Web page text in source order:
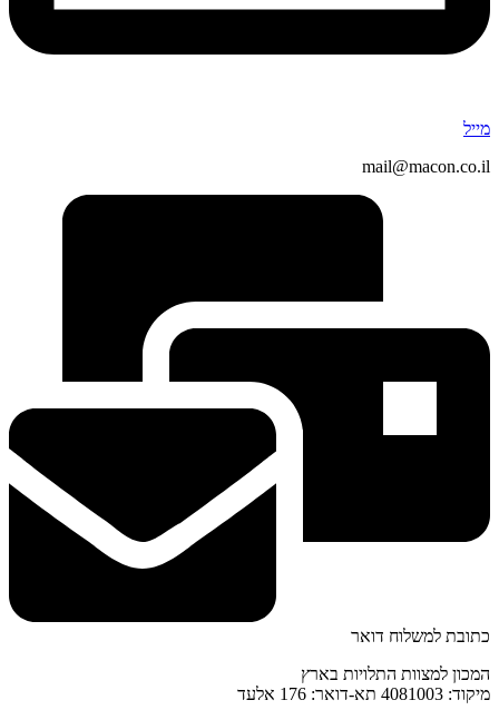
מייל
mail@macon.co.il
כתובת למשלוח דואר
המכון למצוות התלויות בארץ
מיקוד: 4081003 תא-דואר: 176 אלעד